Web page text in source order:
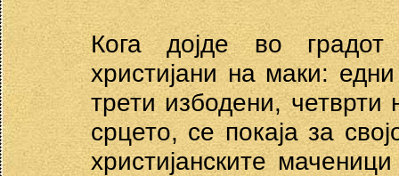
Кога дојде во
христијани на маки:
трети избодени,
срцето, се покаја за
христијанските